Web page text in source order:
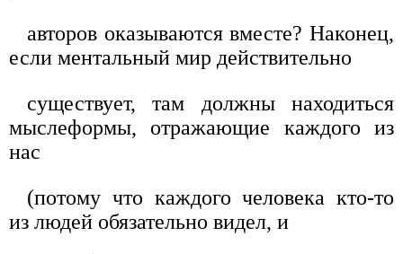
авторов оказываются вместе? Наконец,
если ментальный мир действительно
существует, там должны находиться
мыслеформы, отражающие каждого из
нас
(потому что каждого человека кто-то
из людей обязательно видел, и